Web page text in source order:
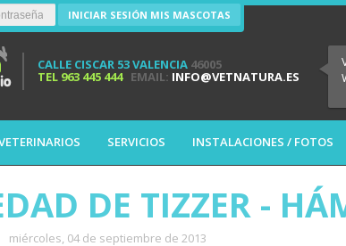
INICIAR SESIÓN MIS MASCOTAS
CALLE CISCAR 53 VALENCIA 46005
TEL 963 445 444EMAIL: INFO@VETNATURA.ES
SERVICIOS INSTALACIONES / FOTOS
DE TIZZER -
miércoles, 04 de septiembre de 2013